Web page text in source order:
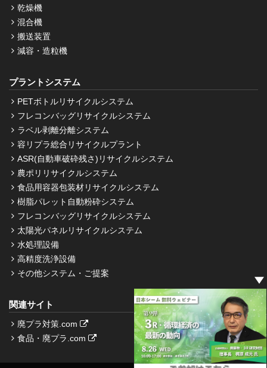
乾燥機
混合機
搬送装置
減容・造粒機
プラントシステム
PETボトルリサイクルシステム
フレコンバッグリサイクルシステム
ラベル剥離分離システム
容リプラ総合リサイクルプラント
ASR(自動車破砕残さ)リサイクルシステム
農ポリリサイクルシステム
食品用容器包装材リサイクルシステム
樹脂パレット自動粉砕システム
フレコンバッグリサイクルシステム
太陽光パネルリサイクルシステム
水処理設備
高精度洗浄設備
その他システム・ご提案
関連サイト
廃プラ対策.com
食品・廃プラ.com